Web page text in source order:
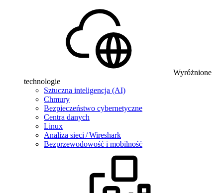
Wyróżnione
technologie
Sztuczna inteligencja (AI)
Chmury
Bezpieczeństwo cybernetyczne
Centra danych
Linux
Analiza sieci / Wireshark
Bezprzewodowość i mobilność